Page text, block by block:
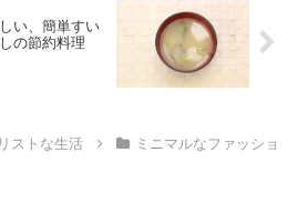
い、簡単すい
の節約料理
ストな生活
ミニマルなファッショ